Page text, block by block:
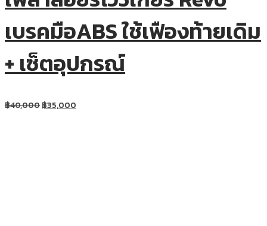
เบรคมือABS ใช้เฟืองท้ายเดิม
+ เซ็ตอุปกรณ์
฿40,000฿35,000